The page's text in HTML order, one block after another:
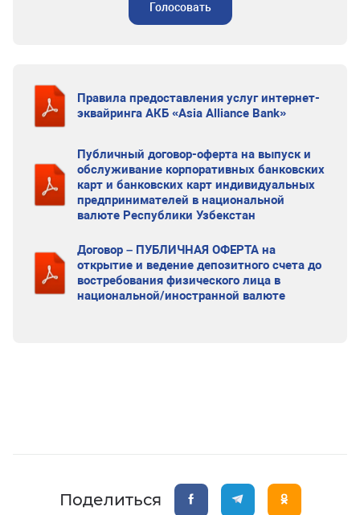
Голосовать
Правила предоставления услуг интернет-
эквайринга АКБ «Asia Alliance Bank»
Публичный договор-оферта на выпуск и
обслуживание корпоративных банковских
карт и банковских карт индивидуальных
предпринимателей в национальной
валюте Республики Узбекстан
Договор – ПУБЛИЧНАЯ ОФЕРТА на
открытие и ведение депозитного счета до
востребования физического лица в
национальной/иностранной валюте
Поделиться